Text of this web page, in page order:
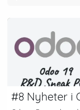
#8 Nyheter i